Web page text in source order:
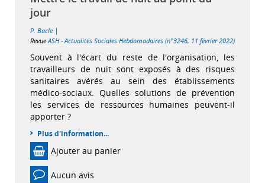
jour
P. Bacle |
Revue ASH - Actualités Sociales Hebdomadaires (n°3246, 11 février 2022)
Souvent à l'écart du reste de l'organisation, les
travailleurs de nuit sont exposés à des risques
sanitaires avérés au sein des établissements
médico-sociaux. Quelles solutions de prévention
les services de ressources humaines peuvent-il
apporter ?
Plus d'information...
Ajouter au panier
Aucun avis